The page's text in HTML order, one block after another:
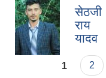
सेठजी
राय
यादव
Pages
1 2